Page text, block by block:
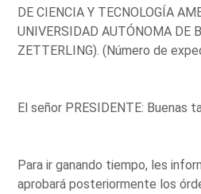
DE CIENCIA Y TECNOLOGÍA
UNIVERSIDAD AUTÓNOMA DE
ZETTERLING). (Número de
El señor PRESIDENTE: Buenas
Para ir ganando tiempo, les
aprobará posteriormente los